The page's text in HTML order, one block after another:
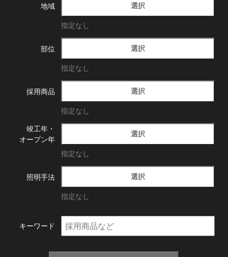
地域 選択
指定なし
部位 選択
指定なし
採用商品 選択
指定なし
竣工年・
オープン年
選択
指定なし
照明手法 選択
指定なし
キーワード